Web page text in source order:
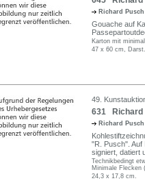
Richard
Gouache auf
Karton mit
47 x 60 cm,
49.
631 Richard
Richard
"R. Pusch". Auf
signiert, datiert
Technikbedingt
Minimale Flecken
24,3 x 17,8 cm.